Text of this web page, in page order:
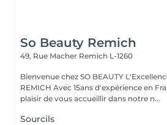
So Beauty Remich
49, Rue Macher Remich L-1260
Bienvenue chez SO BEAUTY L'Excellence de la Beauté à
REMICH Avec 15ans d'expérience en France, nous avons le
plaisir de vous accueillir dans notre n...
Sourcils